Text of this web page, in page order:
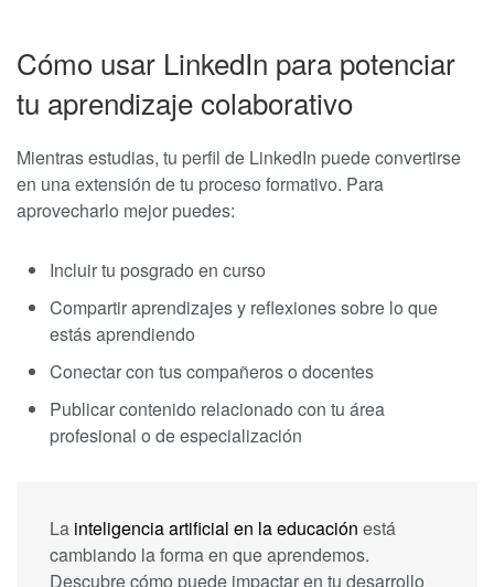
Cómo usar LinkedIn para potenciar
tu aprendizaje colaborativo
Mientras estudias, tu perfil de LinkedIn puede convertirse
en una extensión de tu proceso formativo. Para
aprovecharlo mejor puedes:
Incluir tu posgrado en curso
Compartir aprendizajes y reflexiones sobre lo que
estás aprendiendo
Conectar con tus compañeros o docentes
Publicar contenido relacionado con tu área
profesional o de especialización
La inteligencia artificial en la educación está
cambiando la forma en que aprendemos.
Descubre cómo puede impactar en tu desarrollo